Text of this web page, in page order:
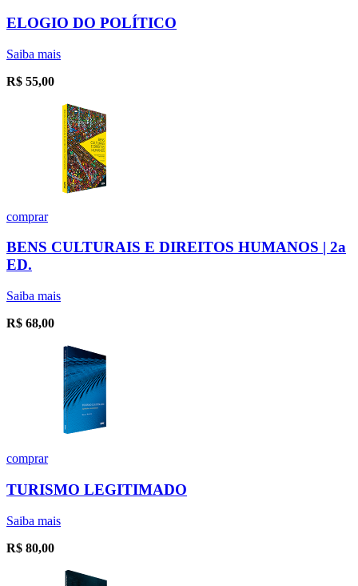
ELOGIO DO POLÍTICO
Saiba mais
R$ 55,00
comprar
BENS CULTURAIS E DIREITOS HUMANOS | 2a
ED.
Saiba mais
R$ 68,00
comprar
TURISMO LEGITIMADO
Saiba mais
R$ 80,00